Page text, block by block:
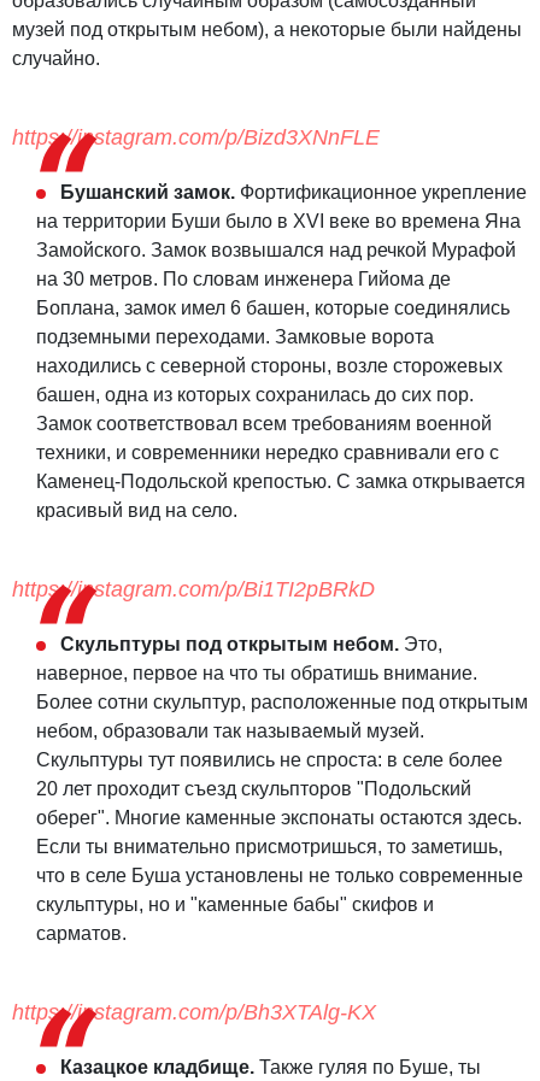
музей под открытым небом), а некоторые были найдены
случайно.
https://instagram.com/p/Bizd3XNnFLE
Бушанский замок. Фортификационное укрепление
на территории Буши было в XVI веке во времена Яна
Замойского. Замок возвышался над речкой Мурафой
на 30 метров. По словам инженера Гийома де
Боплана, замок имел 6 башен, которые соединялись
подземными переходами. Замковые ворота
находились с северной стороны, возле сторожевых
башен, одна из которых сохранилась до сих пор.
Замок соответствовал всем требованиям военной
техники, и современники нередко сравнивали его с
Каменец-Подольской крепостью. С замка открывается
красивый вид на село.
https://instagram.com/p/Bi1TI2pBRkD
Скульптуры под открытым небом. Это,
наверное, первое на что ты обратишь внимание.
Более сотни скульптур, расположенные под открытым
небом, образовали так называемый музей.
Скульптуры тут появились не спроста: в селе более
20 лет проходит съезд скульпторов "Подольский
оберег". Многие каменные экспонаты остаются здесь.
Если ты внимательно присмотришься, то заметишь,
что в селе Буша установлены не только современные
скульптуры, но и "каменные бабы" скифов и
сарматов.
https://instagram.com/p/Bh3XTAlg-KX
Казацкое кладбище. Также гуляя по Буше, ты